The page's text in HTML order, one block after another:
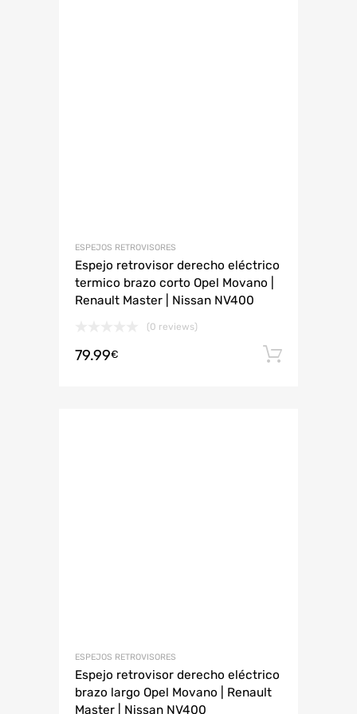
ESPEJOS RETROVISORES
Espejo retrovisor derecho eléctrico
termico brazo corto Opel Movano |
Renault Master | Nissan NV400
(0 reviews)
79.99€
ESPEJOS RETROVISORES
Espejo retrovisor derecho eléctrico
brazo largo Opel Movano | Renault
Master | Nissan NV400